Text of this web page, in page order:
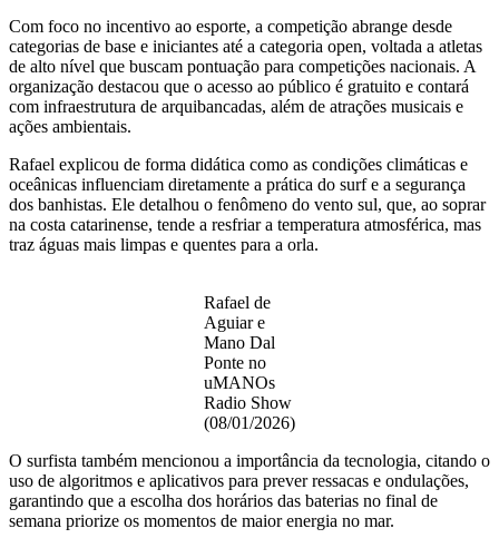
Com foco no incentivo ao esporte, a competição abrange desde
categorias de base e iniciantes até a categoria open, voltada a atletas
de alto nível que buscam pontuação para competições nacionais. A
organização destacou que o acesso ao público é gratuito e contará
com infraestrutura de arquibancadas, além de atrações musicais e
ações ambientais.
Rafael explicou de forma didática como as condições climáticas e
oceânicas influenciam diretamente a prática do surf e a segurança
dos banhistas. Ele detalhou o fenômeno do vento sul, que, ao soprar
na costa catarinense, tende a resfriar a temperatura atmosférica, mas
traz águas mais limpas e quentes para a orla.
Rafael de
Aguiar e
Mano Dal
Ponte no
uMANOs
Radio Show
(08/01/2026)
O surfista também mencionou a importância da tecnologia, citando o
uso de algoritmos e aplicativos para prever ressacas e ondulações,
garantindo que a escolha dos horários das baterias no final de
semana priorize os momentos de maior energia no mar.